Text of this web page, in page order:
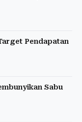
Pendapatan
Sabu